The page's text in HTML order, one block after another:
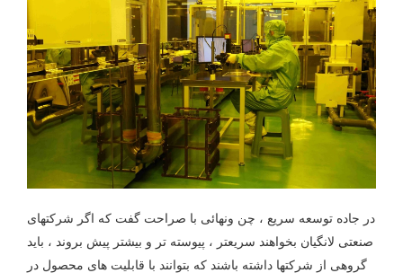
در جاده توسعه سریع ، چن ونهائی با صراحت گفت که اگر شرکتهای
صنعتی لانگیان بخواهند سریعتر ، پیوسته تر و بیشتر پیش بروند ، باید
گروهی از شرکتها داشته باشند که بتوانند با قابلیت های محصول در